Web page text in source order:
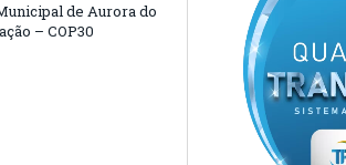
de Aurora do
– COP30